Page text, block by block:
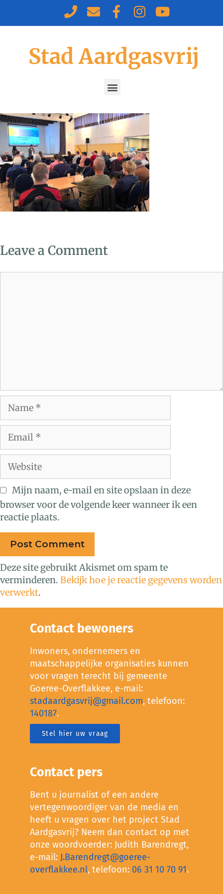
Stad Aardgasvrij
Leave a Comment
Mijn naam, e-mail en site opslaan in deze
browser voor de volgende keer wanneer ik een
reactie plaats.
Deze site gebruikt Akismet om spam te
verminderen. Bekijk hoe je reactie gegevens worden
verwerkt.
Contact bewoners
Inwoners, ondernemers en
maatschappelijke organisaties kunnen
voor vragen terecht bij gemeente
Goeree-Overflakkee, e-mail:
stadaardgasvrij@gmail.com, telefoon:
140187.
Stel hier uw vraag
Contact pers
Bent u journalist of een andere
vertegenwoordiger van de media en
heeft u vragen over het project Stad
Aardgasvrij? Neem dan contact op met
onze woordvoerder: Judith Barendregt,
e-mail: J.Barendregt@goeree-
overflakkee.nl, telefoon: 06 31 10 70 91.